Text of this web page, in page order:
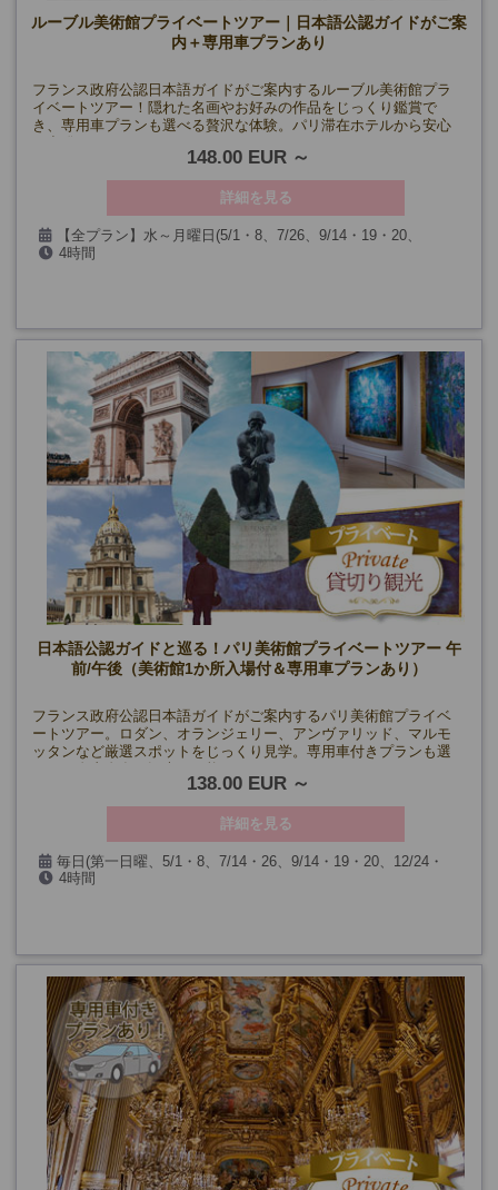
ルーブル美術館プライベートツアー｜日本語公認ガイドがご案
内＋専用車プランあり
フランス政府公認日本語ガイドがご案内するルーブル美術館プラ
イベートツアー！隠れた名画やお好みの作品をじっくり鑑賞で
き、専用車プランも選べる贅沢な体験。パリ滞在ホテルから安心
148.00 EUR
詳細を見る
【全プラン】水～月曜日(5/1・8、7/26、9/14・19・20、
12/24・25・31、1/1、第一日曜日を除く)
4時間
日本語公認ガイドと巡る！パリ美術館プライベートツアー 午
前/午後（美術館1か所入場付＆専用車プランあり）
フランス政府公認日本語ガイドがご案内するパリ美術館プライベ
ートツアー。ロダン、オランジェリー、アンヴァリッド、マルモ
ッタンなど厳選スポットをじっくり見学。専用車付きプランも選
138.00 EUR
詳細を見る
毎日(第一日曜、5/1・8、7/14・26、9/14・19・20、12/24・
25・31、1/1を除く)
【凱旋門】特別行事閉館日、11/10・11も除く
4時間